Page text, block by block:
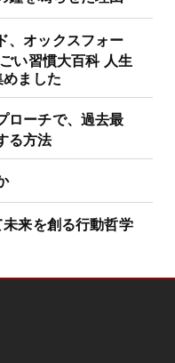
、オックスフォー
い習慣大百科 人生
ました
ーチで、過去最
る方法
来を創る行動哲学